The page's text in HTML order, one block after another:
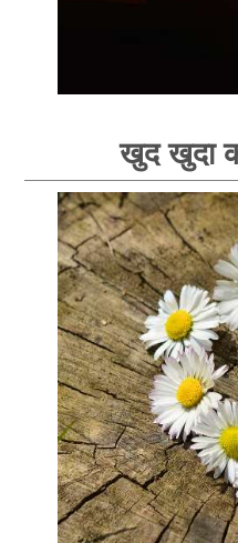
खुद खुदा